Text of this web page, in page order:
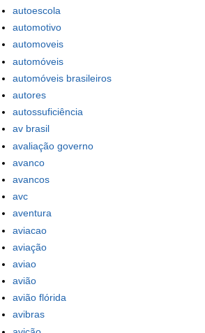
autoescola
automotivo
automoveis
automóveis
automóveis brasileiros
autores
autossuficiência
av brasil
avaliação governo
avanco
avancos
avc
aventura
aviacao
aviação
aviao
avião
avião flórida
avibras